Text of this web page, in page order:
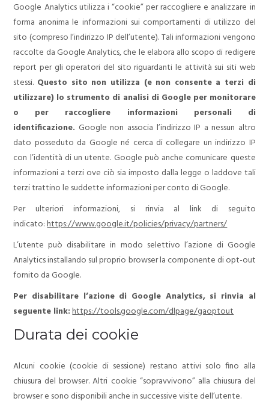
Google Analytics utilizza i “cookie” per raccogliere e analizzare in
forma anonima le informazioni sui comportamenti di utilizzo del
sito (compreso l’indirizzo IP dell’utente). Tali informazioni vengono
raccolte da Google Analytics, che le elabora allo scopo di redigere
report per gli operatori del sito riguardanti le attività sui siti web
stessi. Questo sito non utilizza (e non consente a terzi di
utilizzare) lo strumento di analisi di Google per monitorare
o per raccogliere informazioni personali di
identificazione. Google non associa l’indirizzo IP a nessun altro
dato posseduto da Google né cerca di collegare un indirizzo IP
con l’identità di un utente. Google può anche comunicare queste
informazioni a terzi ove ciò sia imposto dalla legge o laddove tali
terzi trattino le suddette informazioni per conto di Google.
Per ulteriori informazioni, si rinvia al link di seguito
indicato:https://www.google.it/policies/privacy/partners/
L’utente può disabilitare in modo selettivo l’azione di Google
Analytics installando sul proprio browser la componente di opt-out
fornito da Google.
Per disabilitare l’azione di Google Analytics, si rinvia al
seguente link:https://tools.google.com/dlpage/gaoptout
Durata dei cookie
Alcuni cookie (cookie di sessione) restano attivi solo fino alla
chiusura del browser. Altri cookie “sopravvivono” alla chiusura del
browser e sono disponibili anche in successive visite dell’utente.